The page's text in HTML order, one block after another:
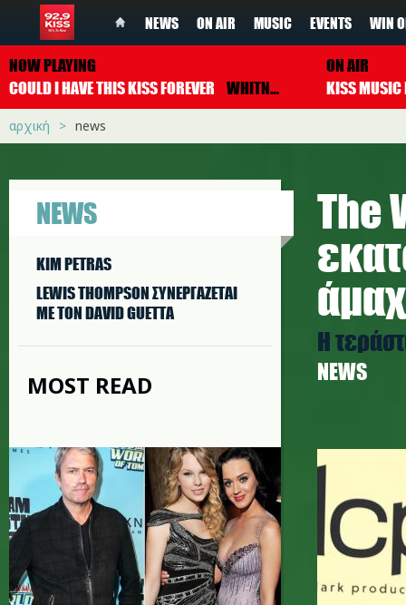
NEWS ON AIR MUSIC EVENTS WIN
NOW PLAYING
COULD I HAVE THIS KISS FOREVER
WHITNEY HOUSTON & ENRIQUE IGLESIAS
ON AIR
αρχική news
NEWS
KIM PETRAS
LEWIS THOMPSON ΣΥΝΕΡΓAΖΕΤΑΙ
ΜΕ ΤΟΝ DAVID GUETTA
MOST READ
The
Η
NEWS
w.jpg